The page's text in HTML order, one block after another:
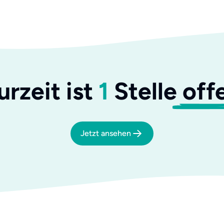
ist 1 Stelle
Jetzt ansehen